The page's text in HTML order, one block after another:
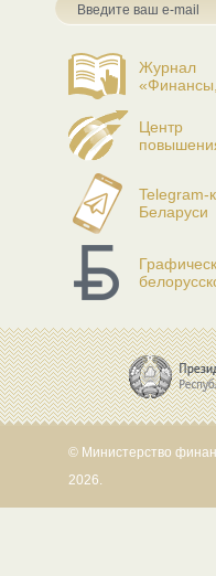
Журнал
Центр
Беларуси
© Министерство
2026.